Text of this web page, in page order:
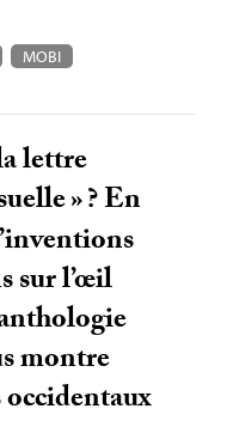
MOBI
lettre
»? En
sur l’œil
montre